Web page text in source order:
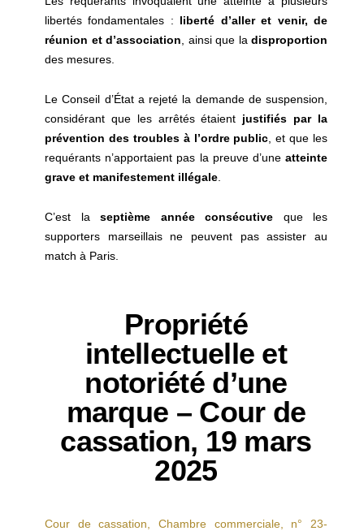
libertés fondamentales : liberté d’aller et venir, de
réunion et d’association , ainsi que la disproportion
des mesures.
Le Conseil d’État a rejeté la demande de suspension,
considérant que les arrêtés étaient justifiés par la
prévention des troubles à l’ordre public , et que les
requérants n’apportaient pas la preuve d’une atteinte
grave et manifestement illégale
C’est la septième année consécutive que les
supporters marseillais ne peuvent pas assister au
match à Paris.
Propriété
intellectuelle et
notoriété d’une
marque – Cour de
cassation, 19 mars
2025
Cour de cassation, Chambre commerciale, n° 23-